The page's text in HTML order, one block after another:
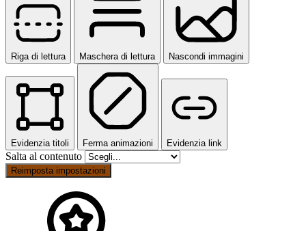
Riga di lettura Maschera di lettura Nascondi immagini
Evidenzia titoli Ferma animazioni Evidenzia link
Salta al contenuto
Reimposta impostazioni